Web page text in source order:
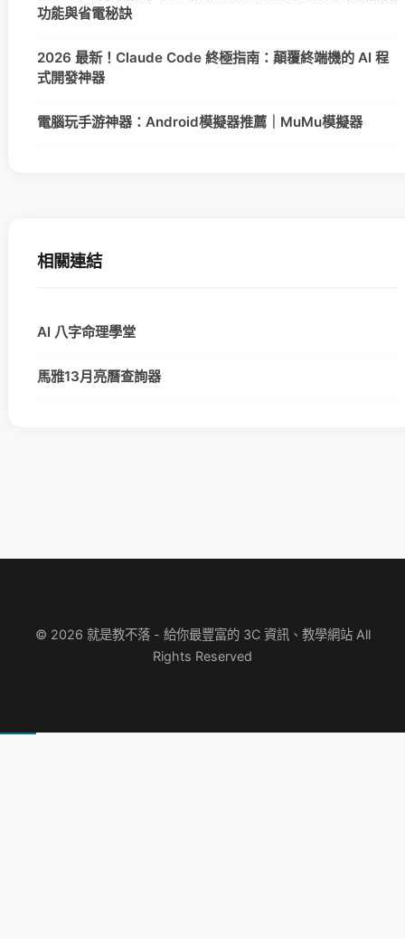
功能與省電秘訣
2026 最新！Claude Code 終極指南：顛覆終端機的 AI 程
式開發神器
電腦玩手游神器：Android模擬器推薦｜MuMu模擬器
相關連結
AI 八字命理學堂
馬雅13月亮曆查詢器
© 2026 就是教不落 - 給你最豐富的 3C 資訊、教學網站 All
Rights Reserved